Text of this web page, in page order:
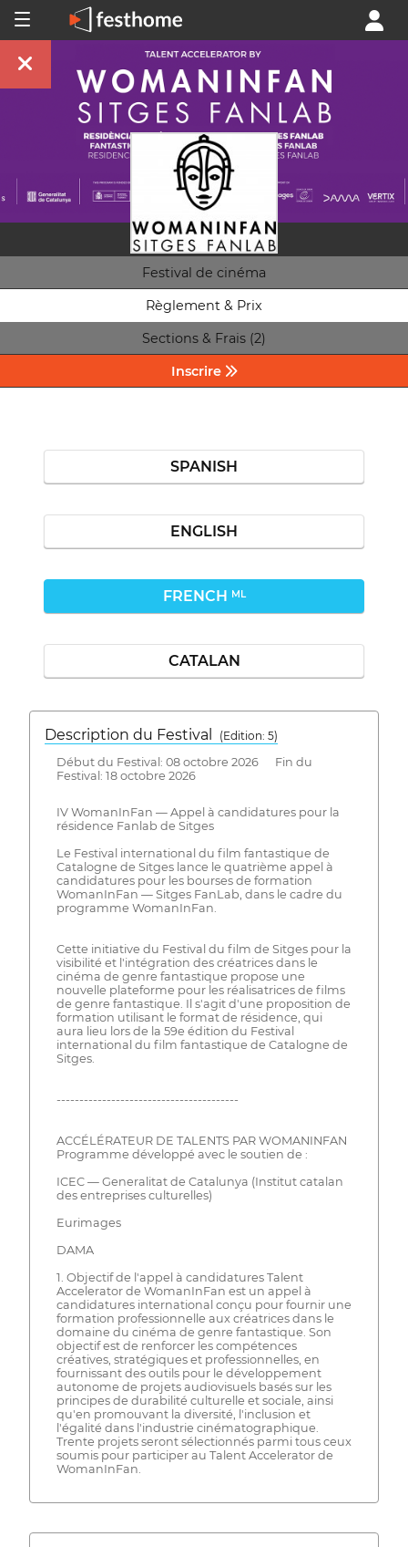
Festival de cinéma
Règlement & Prix
Sections & Frais (2)
Inscrire
SPANISH
ENGLISH
FRENCH ML
CATALAN
Description du Festival
( Edition: 5)
Début du Festival: 08 octobre 2026 Fin du
Festival: 18 octobre 2026
IV WomanInFan — Appel à candidatures pour la
résidence Fanlab de Sitges
Le Festival international du film fantastique de
Catalogne de Sitges lance le quatrième appel à
candidatures pour les bourses de formation
WomanInFan — Sitges FanLab, dans le cadre du
programme WomanInFan.
Cette initiative du Festival du film de Sitges pour la
visibilité et l'intégration des créatrices dans le
cinéma de genre fantastique propose une
nouvelle plateforme pour les réalisatrices de films
de genre fantastique. Il s'agit d'une proposition de
formation utilisant le format de résidence, qui
aura lieu lors de la 59e édition du Festival
international du film fantastique de Catalogne de
Sitges.
----------------------------------------
ACCÉLÉRATEUR DE TALENTS PAR WOMANINFAN
Programme développé avec le soutien de :
ICEC — Generalitat de Catalunya (Institut catalan
des entreprises culturelles)
Eurimages
DAMA
1. Objectif de l'appel à candidatures Talent
Accelerator de WomanInFan est un appel à
candidatures international conçu pour fournir une
formation professionnelle aux créatrices dans le
domaine du cinéma de genre fantastique. Son
objectif est de renforcer les compétences
créatives, stratégiques et professionnelles, en
fournissant des outils pour le développement
autonome de projets audiovisuels basés sur les
principes de durabilité culturelle et sociale, ainsi
qu'en promouvant la diversité, l'inclusion et
l'égalité dans l'industrie cinématographique.
Trente projets seront sélectionnés parmi tous ceux
soumis pour participer au Talent Accelerator de
WomanInFan.